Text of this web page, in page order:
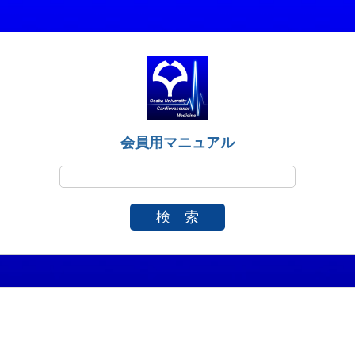
会員用マニュアル
検 索